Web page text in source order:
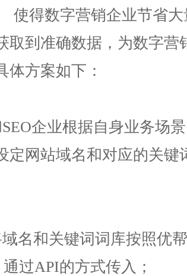
使得数字营销企业节省大
取到准确数据，为数字营
体方案如下：
企业根据自身业务场
定网站域名和对应的关键
名和关键词词库按照优
过API的方式传入；